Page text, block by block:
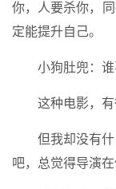
你，人要杀你，
定能提升自己。
小狗肚兜：
这种电影，
但我却没有
吧，总觉得导演